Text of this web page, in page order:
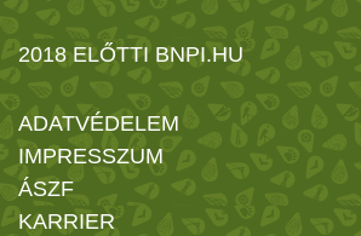
2018 ELŐTTI BNPI.HU
ADATVÉDELEM
IMPRESSZUM
ÁSZF
KARRIER